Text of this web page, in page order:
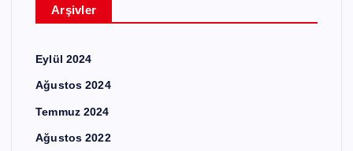
Arşivler
Eylül 2024
Ağustos 2024
Temmuz 2024
Ağustos 2022